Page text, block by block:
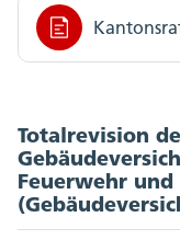
Totalrevision
Feuerwehr